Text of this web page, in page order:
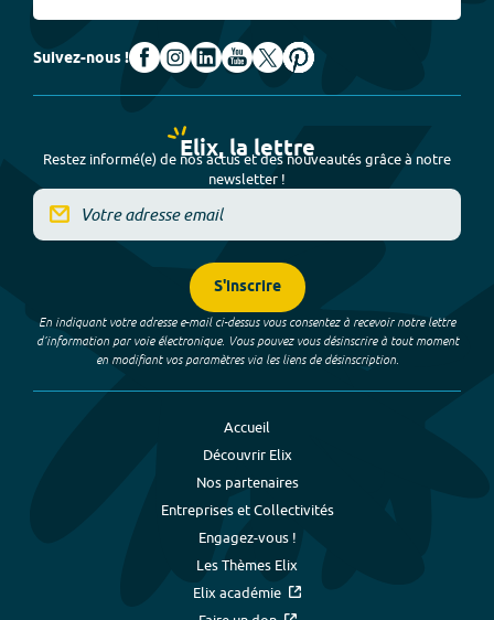
Suivez-nous !
Elix, la lettre
Restez informé(e) de nos actus et des nouveautés grâce à notre
newsletter !
S'inscrire
En indiquant votre adresse e-mail ci-dessus vous consentez à recevoir notre lettre
d’information par voie électronique. Vous pouvez vous désinscrire à tout moment
en modifiant vos paramètres via les liens de désinscription.
Accueil
Découvrir Elix
Nos partenaires
Entreprises et Collectivités
Engagez-vous !
Les Thèmes Elix
Elix académie